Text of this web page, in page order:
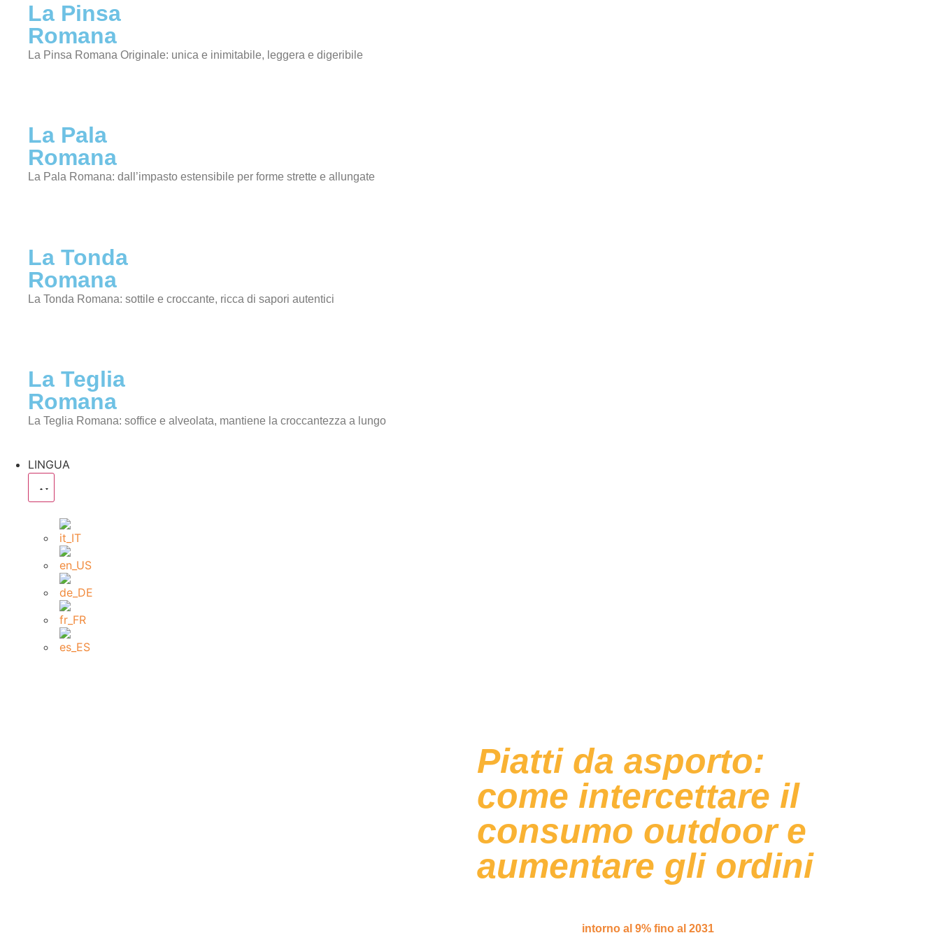
La Pinsa
Romana
La Pinsa Romana Originale: unica e inimitabile, leggera e digeribile
La Pala
Romana
La Pala Romana: dall’impasto estensibile per forme strette e allungate
La Tonda
Romana
La Tonda Romana: sottile e croccante, ricca di sapori autentici
La Teglia
Romana
La Teglia Romana: soffice e alveolata, mantiene la croccantezza a lungo
LINGUA
Piatti da asporto:
come intercettare il
consumo outdoor e
aumentare gli ordini
intorno al 9% fino al 2031